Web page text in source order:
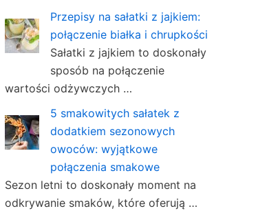
Przepisy na sałatki z jajkiem:
połączenie białka i chrupkości
Sałatki z jajkiem to doskonały
sposób na połączenie
wartości odżywczych …
5 smakowitych sałatek z
dodatkiem sezonowych
owoców: wyjątkowe
połączenia smakowe
Sezon letni to doskonały moment na
odkrywanie smaków, które oferują …